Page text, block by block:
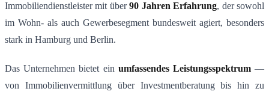
Immobiliendienstleister mit über90 Jahren Erfahrung, der sowohl
im Wohn- als auch Gewerbesegment bundesweit agiert, besonders
stark in Hamburg und Berlin.
Das Unternehmen bietet ein umfassendes Leistungsspektrum—
von Immobilienvermittlung über Investmentberatung bis hin zu